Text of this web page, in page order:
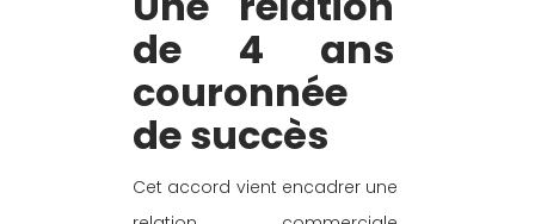
de 4 ans
couronnée
de succès
Cet accord vient encadrer une